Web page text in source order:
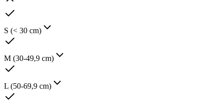
S (< 30 cm)
M (30-49,9 cm)
L (50-69,9 cm)